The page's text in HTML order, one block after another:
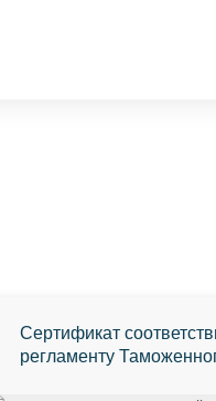
Сертификат
регламенту